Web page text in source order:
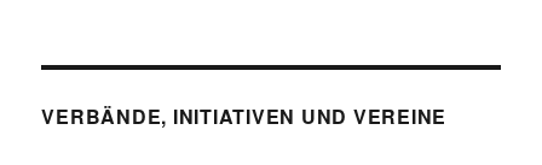
VERBÄNDE, INITIATIVEN UND VEREINE